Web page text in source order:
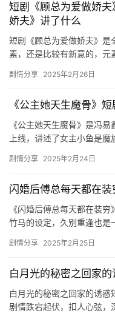
短剧《顾总为爱做娇
娇夫》讲了什么
短剧《顾总为爱做娇夫》是
素，还是比较有新意的，元
世界的…
剧情分享 2025年2月26日
《公主她天生魔骨》
《公主她天生魔骨》是冯
上线，讲述了女主小鱼是
鑫…
剧情分享 2025年2月24日
闪婚后傅总每天都在
《闪婚后傅总每天都在装
竹马的设定，久别重逢也是
后，傅…
剧情分享 2025年2月25日
白月光的秘密之回家
白月光的秘密之回家的诱
剧情跌宕起伏，扣人心弦